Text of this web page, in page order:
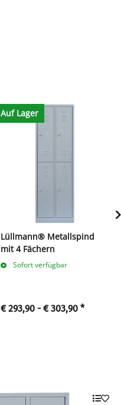
Auf Lager
Lüllmann® Metallspind
mit 4 Fächern
Sofort verfügbar
€ 293,90 -€ 303,90 *